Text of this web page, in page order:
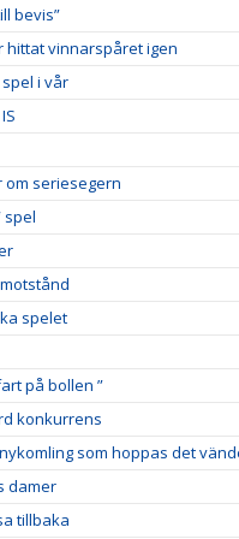
bevis”
hittat vinnarspåret igen
i vår
om seriesegern
spel
spelet
på bollen ”
konkurrens
som hoppas det
damer
tillbaka